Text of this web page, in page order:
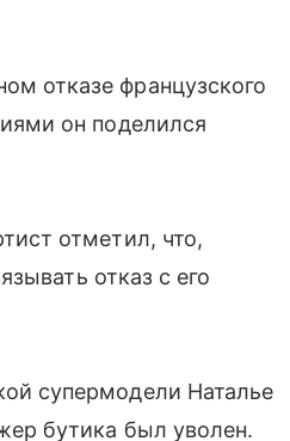
отказе французского
он поделился
отметил, что,
отказ с его
супермодели Наталье
бутика был уволен.